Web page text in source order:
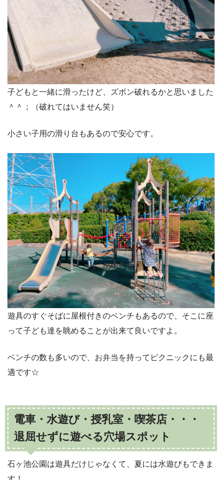
子どもと一緒に滑ったけど、ズボン破れるかと思いました
＾＾；（破れてはいません笑）
小さい子用の滑り台もあるので安心です。
遊具のすぐそばに屋根付きのベンチもあるので、そこに座
って子ども達を眺めることが出来て良いですよ。
ベンチの数も多いので、お弁当を持ってピクニックにも最
適です☆
電車・水遊び・授乳室・喫茶店・・・
退屈せずに遊べる穴場スポット
石ヶ池公園は遊具だけじゃなくて、夏には水遊びもできま